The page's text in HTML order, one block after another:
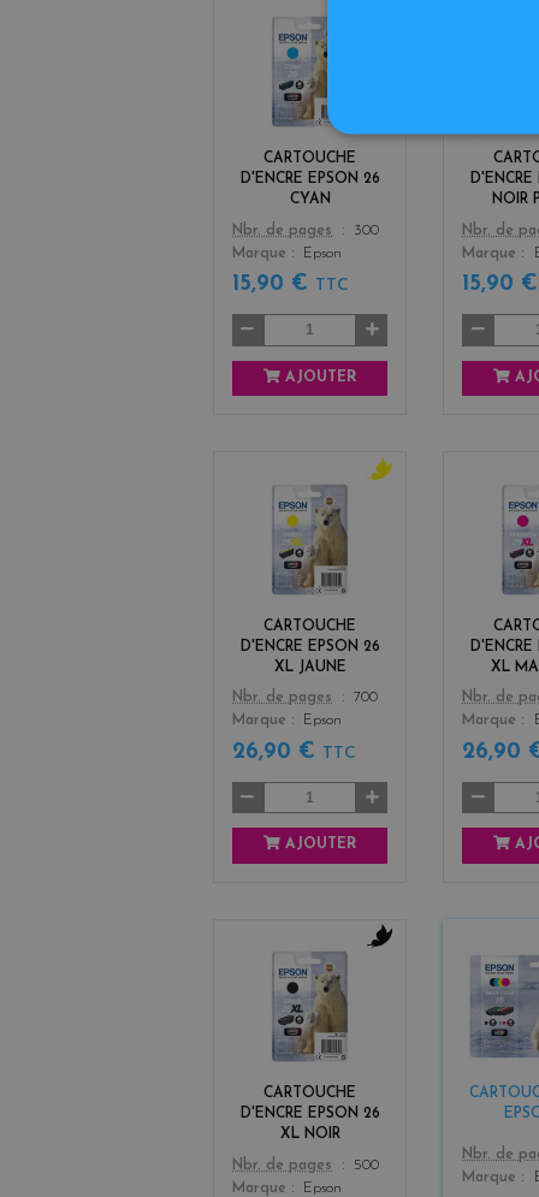
CARTOUCHE
D'ENCRE EPSON 26
CYAN
Color
Nbr. de pages
300
Marque
Epson
15,90 € TTC
AJOUTER
D'ENCRE
NOIR
Color
Nbr. de
Marque
15,90 €
CARTOUCHE
D'ENCRE EPSON 26
XL JAUNE
Color
Nbr. de pages
700
Marque
Epson
26,90 € TTC
AJOUTER
D'ENCRE
XL
Color
Nbr. de
Marque
26,90
CARTOUCHE
D'ENCRE EPSON 26
XL NOIR
Color
Nbr. de pages
500
Marque
Epson
Color
Nbr. de
Marque